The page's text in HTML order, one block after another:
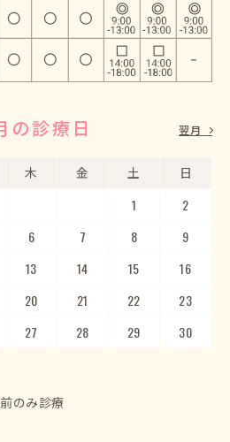
の診療日
木 金 土 日
1
2
6 7 8
9
13 14 15
16
20 21 22
23
27 28 29
30
の診療日
木 金 土 日
5
6
10 11 12
13
17 18 19
20
24 25 26
27
翌月
のみ診療